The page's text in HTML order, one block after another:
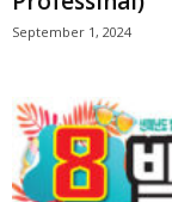
September 1, 2024